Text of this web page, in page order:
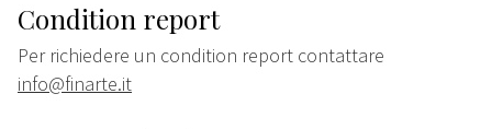
Condition report
Per richiedere un condition report contattare
info@finarte.it